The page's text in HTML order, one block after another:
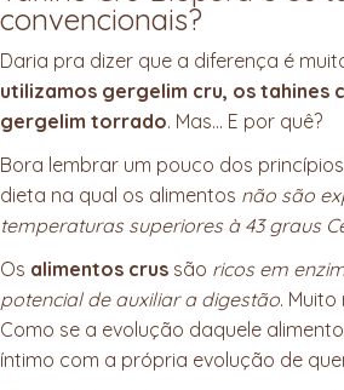
convencionais?
Daria pra dizer que a diferença é
utilizamos gergelim cru, os tahines
gergelim torrado. Mas… E por quê?
Bora lembrar um pouco dos
dieta na qual os alimentos não são
temperaturas superiores à 43 graus
Os alimentos crus são ricos em
potencial de auxiliar a digestão.
Como se a evolução daquele
íntimo com a própria evolução de